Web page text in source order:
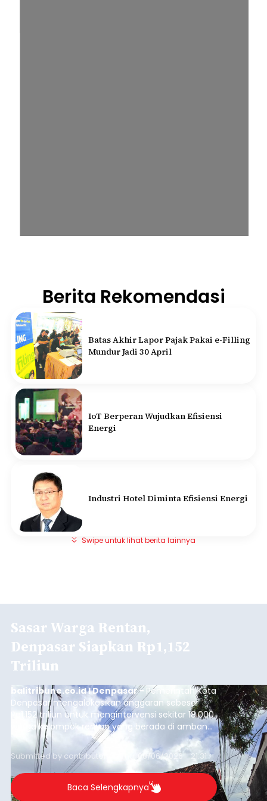
Berita Rekomendasi
Batas Akhir Lapor Pajak Pakai e-Filling
Mundur Jadi 30 April
IoT Berperan Wujudkan Efisiensi
Energi
Industri Hotel Diminta Efisiensi Energi
Swipe untuk lihat berita lainnya
Sasar Warga Rentan,
Denpasar Siapkan Rp1,152
Triliun
balitribune.co.id I Denpasar - Pemerintah Kota
Denpasar mengalokasikan anggaran sebesar
Rp1,152 triliun untuk mengintervensi sekitar 18.000
warga kelompok rentan yang berada di ambang
garis kemiskinan. Langkah strategis ini diambil
guna menjaga masyarakat yang berada pada
kelompok desil 5 dan 6 tersebut agar tidak
merosot ke kategori miskin.
Submitted by contributor Thu, 08/06/2026 - 21:31
Baca Selengkapnya